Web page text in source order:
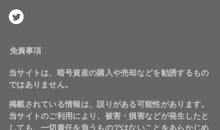
免責事項
当サイトは、暗号資産の購入や売却などを勧誘するもの
ではありません。
掲載されている情報は、誤りがある可能性があります。
当サイトのご利用により、被害・損害などが発生したと
しても、一切責任を負うものではないことをあらかじめ